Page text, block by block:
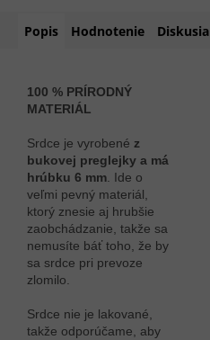
Popis Hodnotenie Diskusia
100 % PRÍRODNÝ
MATERIÁL
Srdce je vyrobené z
bukovej preglejky a má
hrúbku 6 mm. Ide o
veľmi pevný materiál,
ktorý znesie aj hrubšie
zaobchádzanie, takže sa
nemusíte báť toho, že by
sa srdce pri prevoze
zlomilo.
Srdce nie je lakované,
takže odporúčame, aby